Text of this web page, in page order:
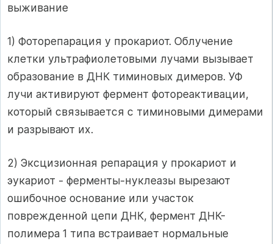
выживание
1) Фоторепарация у прокариот. Облучение
клетки ультрафиолетовыми лучами вызывает
образование в ДНК тиминовых димеров. УФ
лучи активируют фермент фотореактивации,
который связывается с тиминовыми димерами
и разрывают их.
2) Эксцизионная репарация у прокариот и
эукариот - ферменты-нуклеазы вырезают
ошибочное основание или участок
поврежденной цепи ДНК, фермент ДНК-
полимера 1 типа встраивает нормальные